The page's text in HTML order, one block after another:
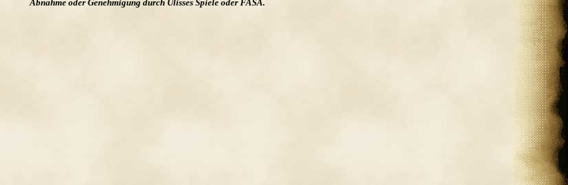
Abnahme oder Genehmigung durch Ulisses Spiele oder FASA.